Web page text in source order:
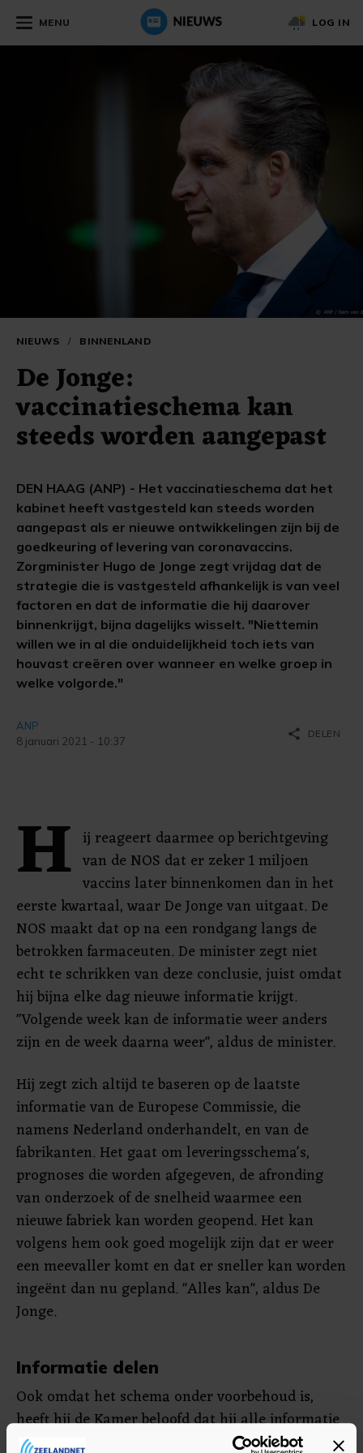
MENU LOG IN
NIEUWS / BINNENLAND
De Jonge:
vaccinatieschema kan
steeds worden aangepast
DEN HAAG (ANP) - Het vaccinatieschema dat het
kabinet heeft vastgesteld kan steeds worden
aangepast als er nieuwe ontwikkelingen zijn bij de
goedkeuring of levering van coronavaccins.
Zorgminister Hugo de Jonge zegt vrijdag dat de
strategie die is vastgesteld afhankelijk is van veel
factoren en dat de informatie die hij daarover
binnenkrijgt, bijna dagelijks wisselt. "Niettemin
willen we in al die onduidelijkheid toch iets van
houvast creëren over wanneer en welke groep in
welke volgorde."
ANP
8 januari 2021 - 10:37
share DELEN
H ij reageert daarmee op berichtgeving
van de NOS dat er zeker 1 miljoen
vaccins later binnenkomen dan in het
eerste kwartaal, waar De Jonge van uitgaat. De
NOS maakt dat op na een rondgang langs de
betrokken farmaceuten. De minister zegt niet
echt te schrikken van deze conclusie, juist omdat
hij bijna elke dag nieuwe informatie krijgt.
"Volgende week kan de informatie weer anders
zijn en de week daarna weer", aldus de minister.
Hij zegt zich altijd te baseren op de laatste
informatie van de Europese Commissie, die
namens Nederland onderhandelt, en van de
fabrikanten. Het gaat om leveringsschema's,
prognoses die worden afgegeven, de afronding
van onderzoek of de snelheid waarmee een
nieuwe fabriek kan worden geopend. Het kan
volgens hem ook goed mogelijk zijn dat er weer
een meevaller komt en dat er sneller kan worden
ingeënt dan nu gepland. "Alles kan", aldus De
Jonge.
Informatie delen
Ook omdat het schema onder voorbehoud is,
heeft hij de Kamer beloofd dat hij alle informatie
steeds zal delen. De eerste update is dinsdag en